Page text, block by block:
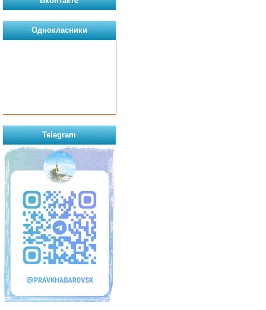
Однокласники
Telegram